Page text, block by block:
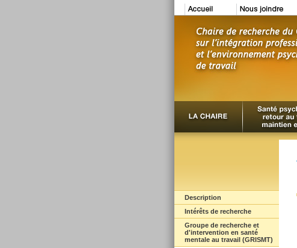
Description
Intérêts de recherche
Groupe de recherche et
d'intervention en santé
mentale au travail (GRISMT)